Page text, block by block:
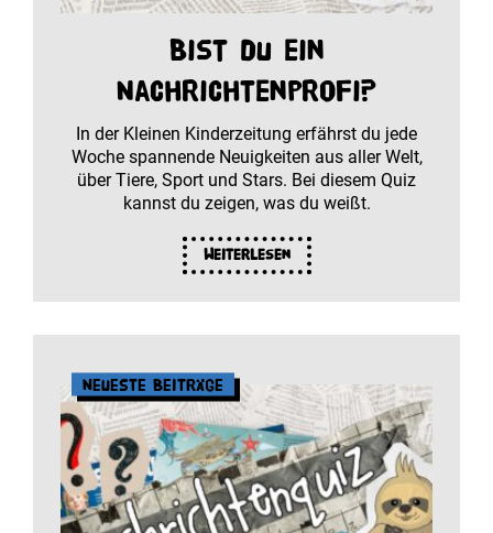
Bist du ein
Nachrichtenprofi?
In der Kleinen Kinderzeitung erfährst du jede
Woche spannende Neuigkeiten aus aller Welt,
über Tiere, Sport und Stars. Bei diesem Quiz
kannst du zeigen, was du weißt.
Weiterlesen
Neueste Beiträge